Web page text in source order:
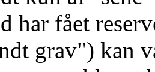
har fået
grav") kan